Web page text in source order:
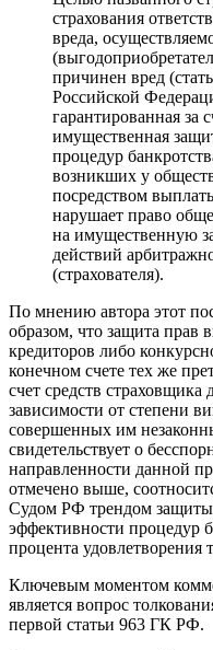
страхования
вреда,
причинен вред
Российской
гарантированная за
имущественная
процедур
возникших у
посредством
нарушает право
на имущественную
действий
(страхователя).
По мнению автора этот
образом, что защита прав
кредиторов либо
конечном счете тех же
счет средств
зависимости от степени
совершенных им
свидетельствует о
направленности данной
отмечено выше,
Судом РФ трендом защиты
эффективности процедур
процента удовлетворения
Ключевым моментом
является вопрос
первой статьи 963 ГК РФ.